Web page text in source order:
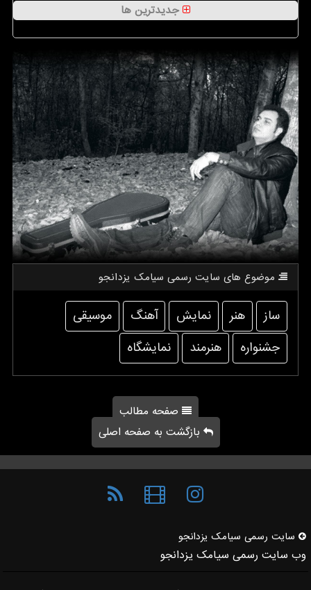
جدیدترین ها
موضوع های سایت رسمی سیامك یزدانجو
ساز هنر نمایش آهنگ
موسیقی
جشنواره
هنرمند نمایشگاه
صفحه مطالب
بازگشت به صفحه اصلی
سایت رسمی سیامك یزدانجو
وب سایت رسمی سیامک یزدانجو